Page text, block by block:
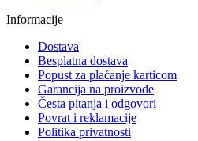
Informacije
Dostava
Besplatna dostava
Popust za plaćanje karticom
Garancija na proizvode
Česta pitanja i odgovori
Povrat i reklamacije
Politika privatnosti